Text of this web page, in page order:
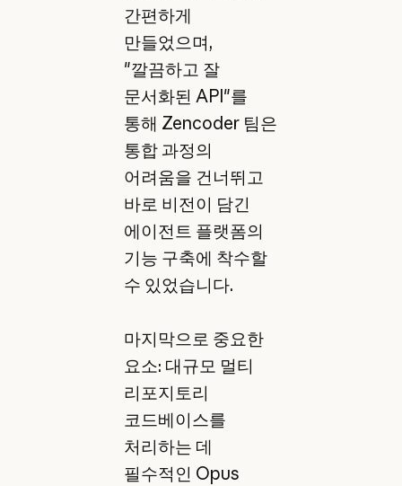
간편하게
만들었으며,
"깔끔하고 잘
문서화된 API"를
통해 Zencoder 팀은
통합 과정의
어려움을 건너뛰고
바로 비전이 담긴
에이전트 플랫폼의
기능 구축에 착수할
수 있었습니다.
마지막으로 중요한
요소: 대규모 멀티
리포지토리
코드베이스를
처리하는 데
필수적인 Opus